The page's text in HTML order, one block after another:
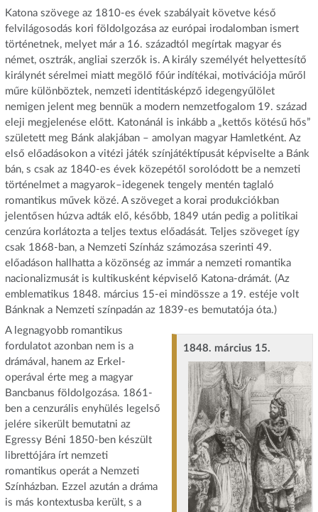
Katona szövege az 1810-es évek szabályait követve késő
felvilágosodás kori földolgozása az európai irodalomban ismert
történetnek, melyet már a 16. századtól megírtak magyar és
német, osztrák, angliai szerzők is. A király személyét helyettesítő
királynét sérelmei miatt megölő főúr indítékai, motivációja műről
műre különböztek, nemzeti identitásképző idegengyűlölet
nemigen jelent meg bennük a modern nemzetfogalom 19. század
eleji megjelenése előtt. Katonánál is inkább a „kettős kötésű hős”
született meg Bánk alakjában – amolyan magyar Hamletként. Az
első előadásokon a vitézi játék színjátéktípusát képviselte a Bánk
bán, s csak az 1840-es évek közepétől sorolódott be a nemzeti
történelmet a magyarok–idegenek tengely mentén taglaló
romantikus művek közé. A szöveget a korai produkciókban
jelentősen húzva adták elő, később, 1849 után pedig a politikai
cenzúra korlátozta a teljes textus előadását. Teljes szöveget így
csak 1868-ban, a Nemzeti Színház számozása szerinti 49.
előadáson hallhatta a közönség az immár a nemzeti romantika
nacionalizmusát is kultikusként képviselő Katona-drámát. (Az
emblematikus 1848. március 15-ei mindössze a 19. estéje volt
Bánknak a Nemzeti színpadán az 1839-es bemutatója óta.)
1848. március 15.
A legnagyobb romantikus
fordulatot azonban nem is a
drámával, hanem az Erkel-
operával érte meg a magyar
Bancbanus földolgozása. 1861-
ben a cenzurális enyhülés legelső
jelére sikerült bemutatni az
Egressy Béni 1850-ben készült
librettójára írt nemzeti
romantikus operát a Nemzeti
Színházban. Ezzel azután a dráma
is más kontextusba került, s a